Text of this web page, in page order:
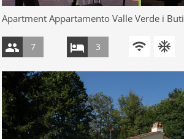
Apartment Appartamento Valle Verde i Buti
7 3